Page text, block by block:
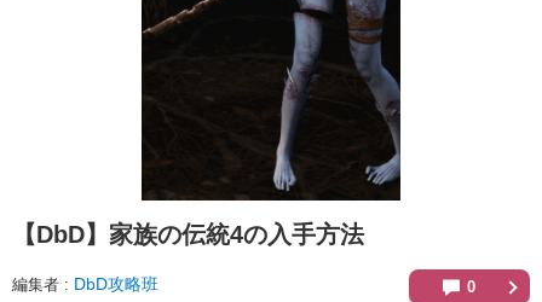
【DbD】 家族の伝統4の入手方法
編集者 DbD攻略班 0